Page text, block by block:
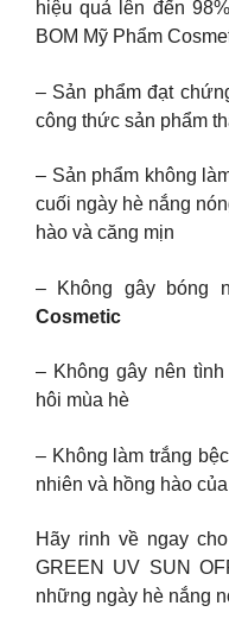
hiệu quả lên đến
BOM Mỹ Phẩm
– Sản phẩm đạt
công thức sản phẩm
– Sản phẩm không
cuối ngày hè nắng
hào và căng mịn
– Không gây bóng
Cosmetic
– Không gây nên
hôi mùa hè
– Không làm trắng
nhiên và hồng hào
Hãy rinh về ngay
GREEN UV SUN
những ngày hè nắng